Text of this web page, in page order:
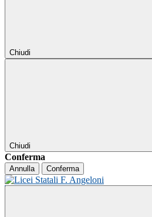
Chiudi
Chiudi
Conferma
Annulla Conferma